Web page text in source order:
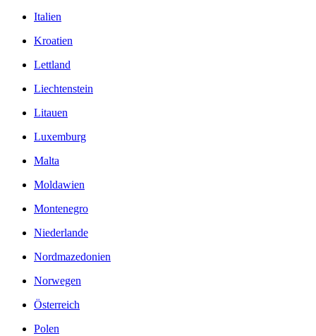
Italien
Kroatien
Lettland
Liechtenstein
Litauen
Luxemburg
Malta
Moldawien
Montenegro
Niederlande
Nordmazedonien
Norwegen
Österreich
Polen